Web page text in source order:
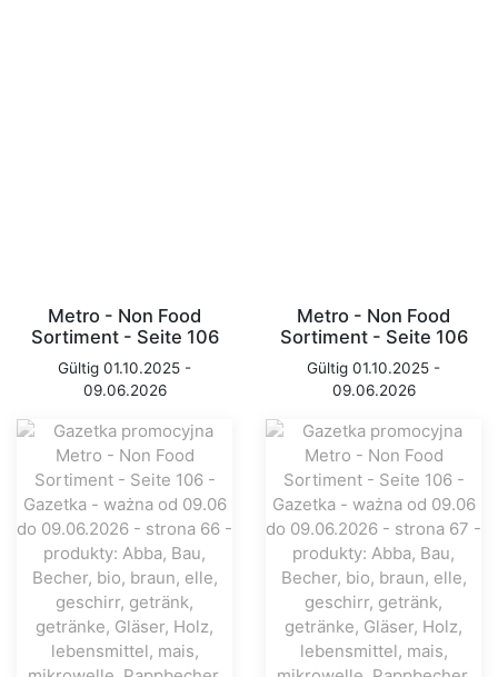
Metro - Non Food
Sortiment - Seite 106
Gültig 01.10.2025 -
09.06.2026
Metro - Non Food
Sortiment - Seite 106
Gültig 01.10.2025 -
09.06.2026